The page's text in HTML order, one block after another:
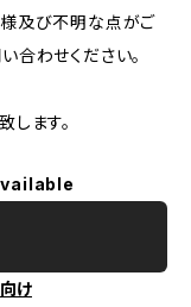
様及び不明な点がご
合わせください。
します。
け